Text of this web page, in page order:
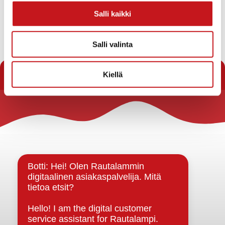
Salli kaikki
Salli valinta
Kiellä
https://link.webropolsurveys.com/S/726175CD8143DA52
Kiitoksia vastauksestanne jo etukäteen!
« Uutishuone
Rautalammin kunta
Strategiat, ohjelmat, ohjeet, suunnitelmat, säännöt ja
sopimukset
Asiakirjajulkisuuskuvaus
Evästeet
Saavutettavuusseloste